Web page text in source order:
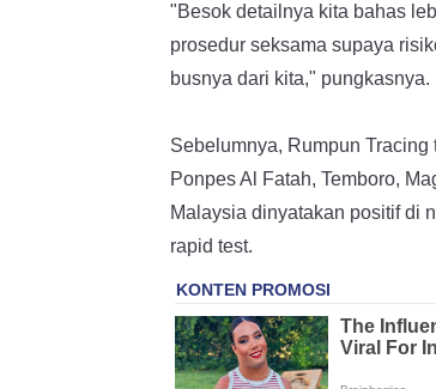
"Besok detailnya kita bahas
prosedur seksama supaya
busnya dari kita," pungkasnya.
Sebelumnya, Rumpun
Ponpes Al Fatah, Temboro,
Malaysia dinyatakan positif di
rapid test.